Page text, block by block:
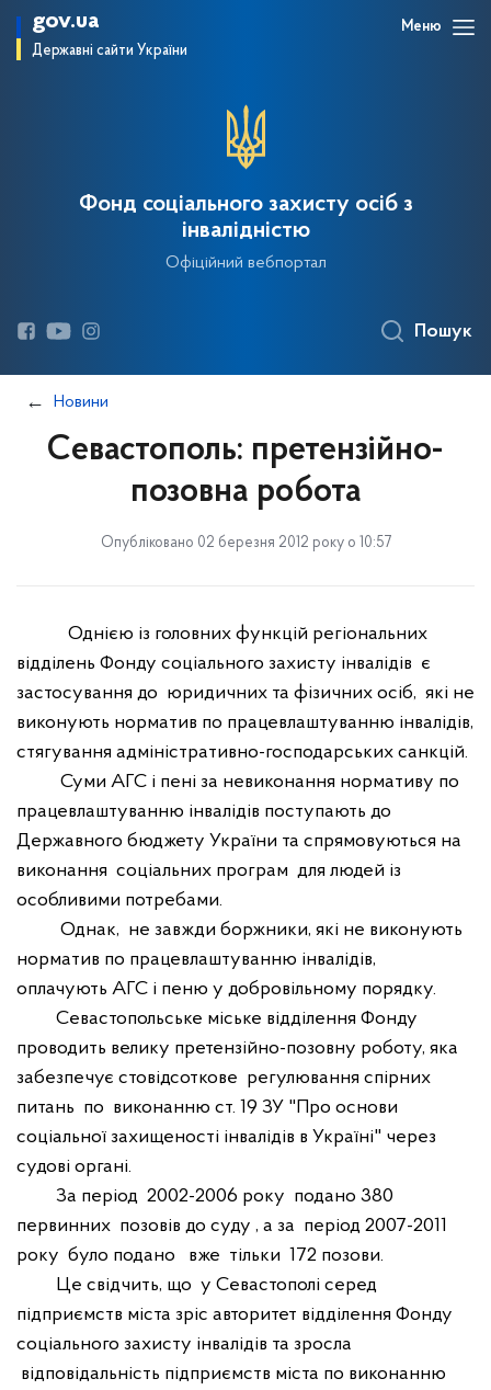
gov.ua
Державні сайти України
Меню
Фонд соціального захисту осіб з
інвалідністю
Офіційний вебпортал
Пошук
Новини
Севастополь: претензійно-
позовна робота
Опубліковано 02 березня 2012 року о 10:57
Однією із головних функцій регіональних
відділень Фонду соціального захисту інвалідів є
застосування до юридичних та фізичних осіб, які не
виконують норматив по працевлаштуванню інвалідів,
стягування адміністративно-господарських санкцій.
Суми АГС і пені за невиконання нормативу по
працевлаштуванню інвалідів поступають до
Державного бюджету України та спрямовуються на
виконання соціальних програм для людей із
особливими потребами.
Однак, не завжди боржники, які не виконують
норматив по працевлаштуванню інвалідів,
оплачують АГС і пеню у добровільному порядку.
Севастопольське міське відділення Фонду
проводить велику претензійно-позовну роботу, яка
забезпечує стовідсоткове регулювання спірних
питань по виконанню ст. 19 ЗУ "Про основи
соціальної захищеності інвалідів в Україні" через
судові органі.
За період 2002-2006 року подано 380
первинних позовів до суду , а за період 2007-2011
року було подано вже тільки 172 позови.
Це свідчить, що у Севастополі серед
підприємств міста зріс авторитет відділення Фонду
соціального захисту інвалідів та зросла
відповідальність підприємств міста по виконанню